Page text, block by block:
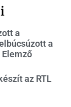
a
a
az RTL